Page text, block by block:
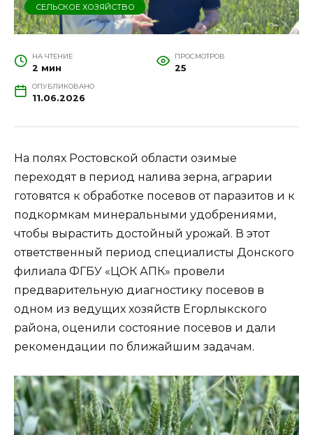
СЕЛЬСКОЕ ХОЗЯЙСТВО
НА ЧТЕНИЕ
2 мин
ПРОСМОТРОВ
25
ОПУБЛИКОВАНО
11.06.2026
На полях Ростовской области озимые
переходят в период налива зерна, аграрии
готовятся к обработке посевов от паразитов и к
подкормкам минеральными удобрениями,
чтобы вырастить достойный урожай. В этот
ответственный период специалисты Донского
филиала ФГБУ «ЦОК АПК» провели
предварительную диагностику посевов в
одном из ведущих хозяйств Егорлыкского
района, оценили состояние посевов и дали
рекомендации по ближайшим задачам.